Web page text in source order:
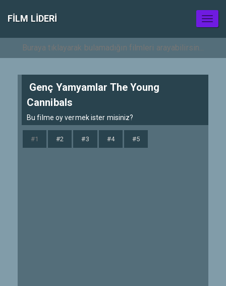
FILM LIDERI
Genç Yamyamlar The Young
Cannibals
Bu filme oy vermek ister misiniz?
#1 #2 #3 #4 #5